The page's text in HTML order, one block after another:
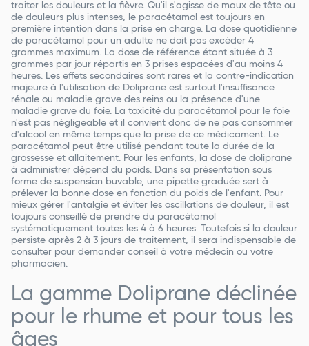
traiter les douleurs et la fièvre. Qu'il s'agisse de maux de tête ou
de douleurs plus intenses, le paracétamol est toujours en
première intention dans la prise en charge. La dose quotidienne
de paracétamol pour un adulte ne doit pas excéder 4
grammes maximum. La dose de référence étant située à 3
grammes par jour répartis en 3 prises espacées d'au moins 4
heures. Les effets secondaires sont rares et la contre-indication
majeure à l'utilisation de Doliprane est surtout l'insuffisance
rénale ou maladie grave des reins ou la présence d'une
maladie grave du foie. La toxicité du paracétamol pour le foie
n'est pas négligeable et il convient donc de ne pas consommer
d'alcool en même temps que la prise de ce médicament. Le
paracétamol peut être utilisé pendant toute la durée de la
grossesse et allaitement. Pour les enfants, la dose de doliprane
à administrer dépend du poids. Dans sa présentation sous
forme de suspension buvable, une pipette graduée sert à
prélever la bonne dose en fonction du poids de l'enfant. Pour
mieux gérer l'antalgie et éviter les oscillations de douleur, il est
toujours conseillé de prendre du paracétamol
systématiquement toutes les 4 à 6 heures. Toutefois si la douleur
persiste après 2 à 3 jours de traitement, il sera indispensable de
consulter pour demander conseil à votre médecin ou votre
pharmacien.
La gamme Doliprane déclinée
pour le rhume et pour tous les
âges